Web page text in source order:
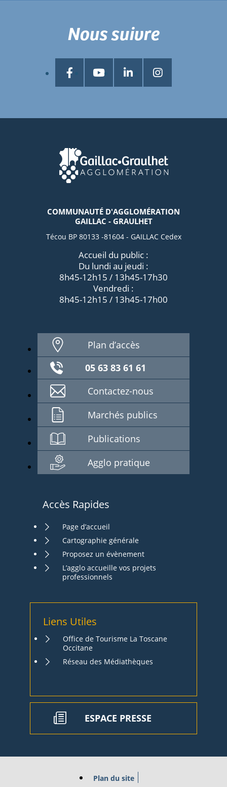
COMMUNAUTÉ D'AGGLOMÉRATION
GAILLAC - GRAULHET
Técou BP 80133 -81604 - GAILLAC Cedex
Accueil du public :
Du lundi au jeudi :
8h45-12h15 / 13h45-17h30
Vendredi :
8h45-12h15 / 13h45-17h00
Plan d’accès
05 63 83 61 61
Contactez-nous
Marchés publics
Publications
Agglo pratique
Accès Rapides
Page d’accueil
Cartographie générale
Proposez un évènement
L’agglo accueille vos projets
professionnels
Liens Utiles
Office de Tourisme La Toscane
Occitane
Réseau des Médiathèques
ESPACE PRESSE
Nous suivre
Plan du site